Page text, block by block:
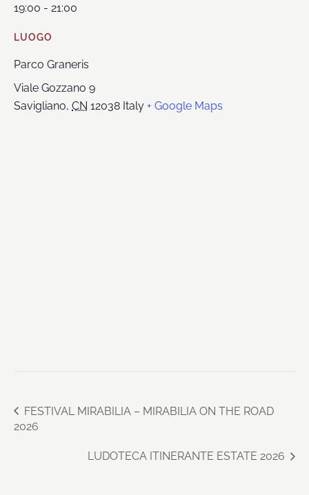
19:00 - 21:00
LUOGO
Parco Graneris
Viale Gozzano 9
Savigliano, CN 12038 Italy + Google Maps
FESTIVAL MIRABILIA – MIRABILIA ON THE ROAD
2026
LUDOTECA ITINERANTE ESTATE 2026